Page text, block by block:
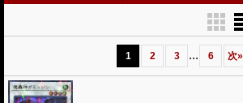
1 2 3 ... 6 次»